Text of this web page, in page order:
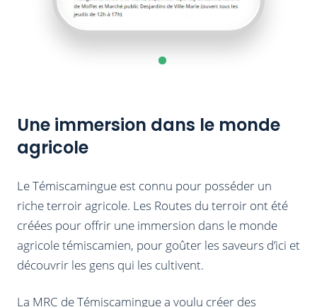
Une immersion dans le monde
agricole
Le Témiscamingue est connu pour posséder un
riche terroir agricole. Les Routes du terroir ont été
créées pour offrir une immersion dans le monde
agricole témiscamien, pour goûter les saveurs d’ici et
découvrir les gens qui les cultivent.
La MRC de Témiscamingue a voulu créer des